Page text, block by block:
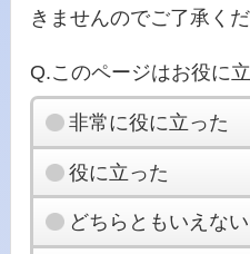
きませんのでご了承くだ
Q.このページはお役に
非常に役に立った
役に立った
どちらともいえない